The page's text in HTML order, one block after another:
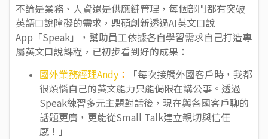
不論是業務、人資還是供應鏈管理，每個部門都有突破
英語口說障礙的需求，鼎碩創新透過AI英文口說
App「Speak」，幫助員工依據各自學習需求自己打造專
屬英文口說課程，已初步看到好的成果：
國外業務經理Andy ：
「每次接觸外國客戶時，我都
很煩惱自己的英文能力只能侷限在講公事。透過
Speak練習多元主題對話後，現在與各國客戶聊的
話題更廣，更能從Small Talk建立親切與信任
感！」